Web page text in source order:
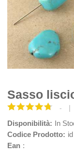
Sasso
- |
Disponibilità: In
Codice Prodotto:
Ean :